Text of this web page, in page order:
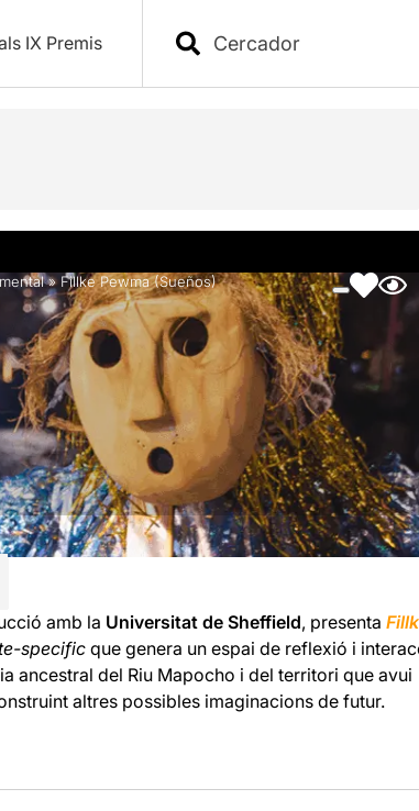
IX Premis
» Fillke Pewma (Sueños)
amb la Universitat de Sheffield, presenta
specificque genera un espai de reflexió i
ancestral del Riu Mapocho i del territori que avui
altres possibles imaginacions de futur.